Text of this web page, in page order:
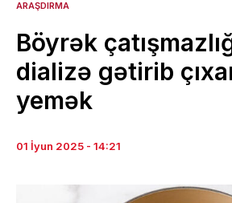
ARAŞDIRMA
Böyrək
dializə gətirib
yemək
01 İyun 2025 - 14:21